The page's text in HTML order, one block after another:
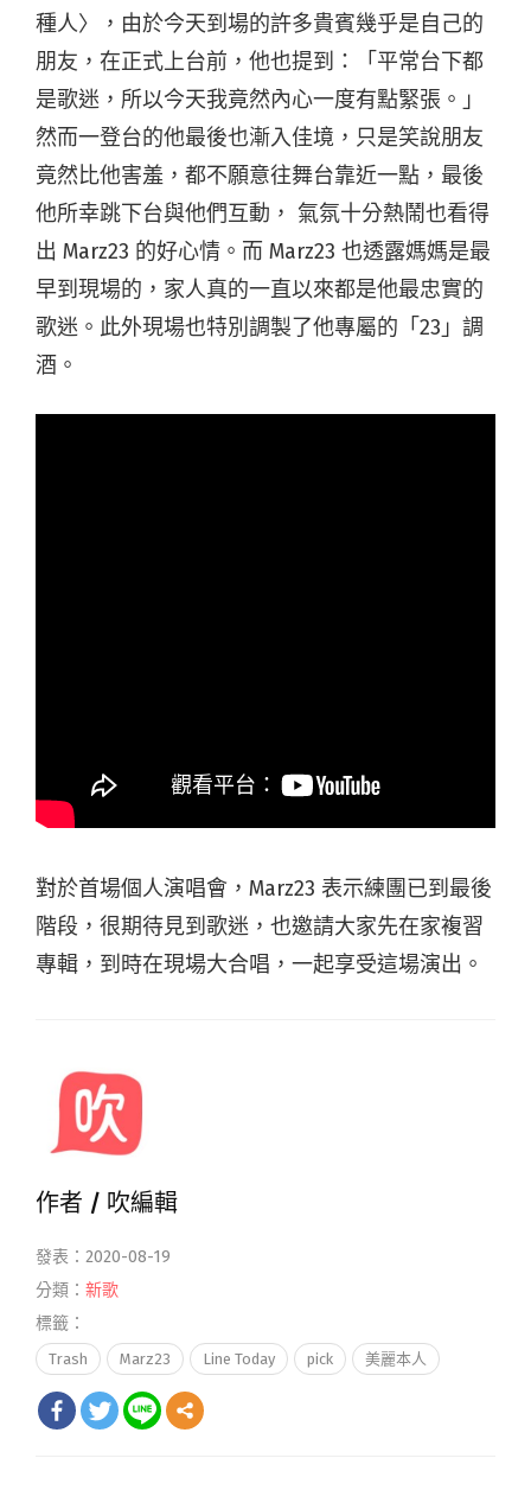
種人〉，由於今天到場的許多貴賓幾乎是⾃己的
朋友，在正式上台前，他也提到：「平常台下都
是歌迷，所以今天我竟然內⼼一度有點緊張。」
然而⼀登台的他最後也漸入佳境，只是笑說朋友
竟然比他害羞，都不願意往舞台靠近一點，最後
他所幸跳下台與他們互動， 氣氛⼗分熱鬧也看得
出 Marz23 的好心情。而 Marz23 也透露媽媽是最
早到現場的，家人真的一直以來都是他最忠實的
歌迷。此外現場也特別調製了他專屬的「23」調
酒。
對於首場個人演唱會，Marz23 表⽰練團已到最後
階段，很期待見到歌迷，也邀請⼤家先在家複習
專輯，到時在現場大合唱，⼀起享受這場演出。
作者 / 吹編輯
發表：2020-08-19
分類： 新歌
標籤：
Trash Marz23 Line Today pick 美麗本人